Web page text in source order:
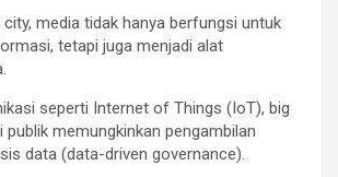
media tidak hanya berfungsi untuk
tetapi juga menjadi alat
seperti Internet of Things (IoT), big
publik memungkinkan pengambilan
data (data-driven governance).